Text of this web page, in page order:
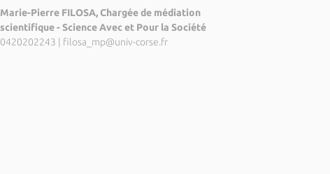
Marie-Pierre FILOSA, Chargée de médiation
scientifique - Science Avec et Pour la Société
0420202243
filosa_mp@univ-corse.fr